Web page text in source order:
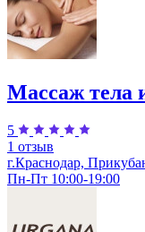
Массаж тела
5
1 отзыв
г.Краснодар,
Пн-Пт 10:00-19:00